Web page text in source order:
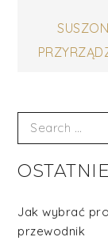
Search
Jak wybrać
przewodnik